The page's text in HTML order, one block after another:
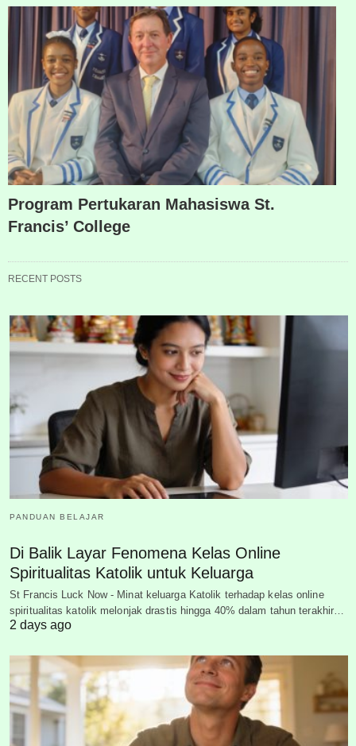
Program Pertukaran Mahasiswa St.
Francis’ College
RECENT POSTS
PANDUAN BELAJAR
Di Balik Layar Fenomena Kelas Online
Spiritualitas Katolik untuk Keluarga
St Francis Luck Now - Minat keluarga Katolik terhadap kelas online
spiritualitas katolik melonjak drastis hingga 40% dalam tahun terakhir…
2 days ago